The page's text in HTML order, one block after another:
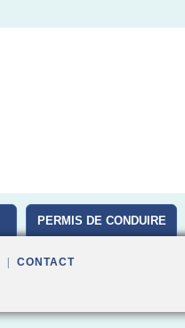
PERMIS DE CONDUIRE
CONTACT